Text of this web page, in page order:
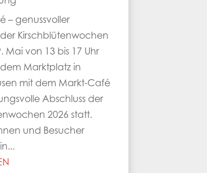
– genussvoller
Kirschblütenwochen
Mai von 13 bis 17 Uhr
Marktplatz in
mit dem Markt-Café
Abschluss der
2026 statt.
und Besucher